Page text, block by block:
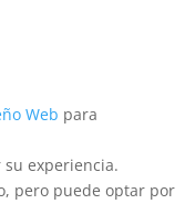
Web para
experiencia.
pero puede optar por